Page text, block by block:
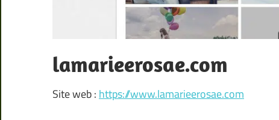
lamarieerosae.com
Site web : https://www.lamarieerosae.com